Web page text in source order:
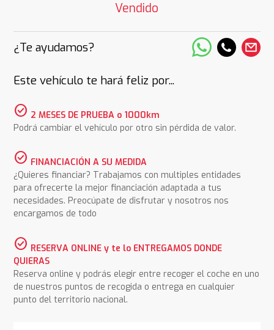
Vendido
¿Te ayudamos?
Este vehículo te hará feliz por...
check_circle 2 MESES DE PRUEBA o 1000km
Podrá cambiar el vehículo por otro sin pérdida de valor.
check_circle FINANCIACIÓN A SU MEDIDA
¿Quieres financiar? Trabajamos con multiples entidades
para ofrecerte la mejor financiación adaptada a tus
necesidades. Preocúpate de disfrutar y nosotros nos
encargamos de todo
check_circle RESERVA ONLINE y te lo ENTREGAMOS DONDE
QUIERAS
Reserva online y podrás elegir entre recoger el coche en uno
de nuestros puntos de recogida o entrega en cualquier
punto del territorio nacional.